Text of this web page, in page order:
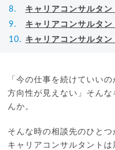
キャリアコンサルタ
キャリアコンサルタ
キャリアコンサルタ
「今の仕事を続けていい
方向性が見えない」そん
んか。
そんな時の相談先のひとつ
キャリアコンサルタント